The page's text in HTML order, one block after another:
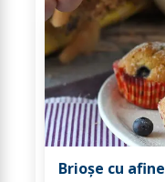
Brioșe cu afine